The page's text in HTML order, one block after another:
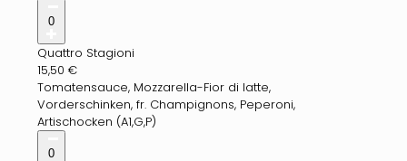
0
Quattro Stagioni
15,50 €
Tomatensauce, Mozzarella-Fior di latte,
Vorderschinken, fr. Champignons, Peperoni,
Artischocken (A1,G,P)
0